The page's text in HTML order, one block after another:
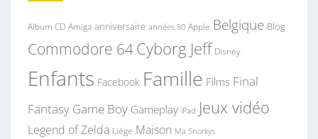
Album CD Amiga anniversaire années 80 Apple Belgique Blog
Commodore 64Cyborg Jeff Disney
Enfants Facebook Famille Films Final
Fantasy Game Boy Gameplay iPad Jeux vidéo
Legend of Zelda Liège Maison Ma Snorkys